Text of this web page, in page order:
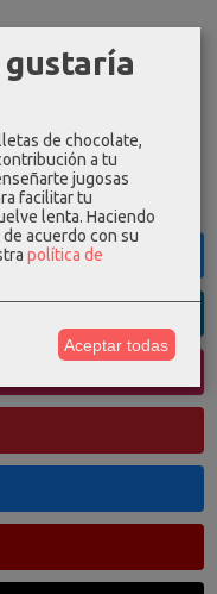
de chocolate,
a tu
jugosas
facilitar tu
lenta. Haciendo
acuerdo con su
política de
Aceptar todas